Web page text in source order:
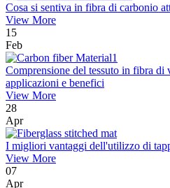
Cosa si sentiva in fibra di carbonio
View More
15
Feb
Comprensione del tessuto in fibra di
applicazioni e benefici
View More
28
Apr
I migliori vantaggi dell'utilizzo di
View More
07
Apr